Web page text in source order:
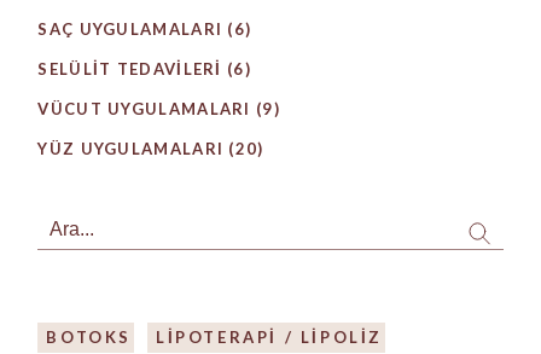
SAÇ UYGULAMALARI (6)
SELÜLIT TEDAVILERI (6)
VÜCUT UYGULAMALARI (9)
YÜZ UYGULAMALARI (20)
Search
BOTOKS LIPOTERAPI / LIPOLIZ